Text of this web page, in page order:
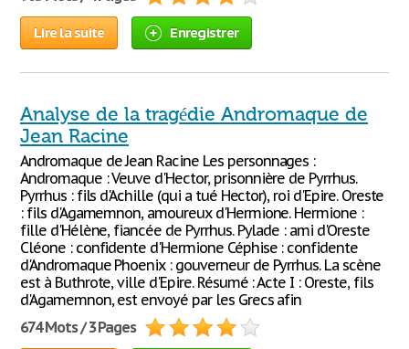
Lire la suite Enregistrer
Analyse de la tragédie Andromaque de
Jean Racine
Andromaque de Jean Racine Les personnages :
Andromaque : Veuve d'Hector, prisonnière de Pyrrhus.
Pyrrhus : fils d'Achille (qui a tué Hector), roi d'Epire. Oreste
: fils d'Agamemnon, amoureux d'Hermione. Hermione :
fille d'Hélène, fiancée de Pyrrhus. Pylade : ami d'Oreste
Cléone : confidente d'Hermione Céphise : confidente
d'Andromaque Phoenix : gouverneur de Pyrrhus. La scène
est à Buthrote, ville d'Epire. Résumé : Acte I : Oreste, fils
d'Agamemnon, est envoyé par les Grecs afin
674 Mots / 3 Pages